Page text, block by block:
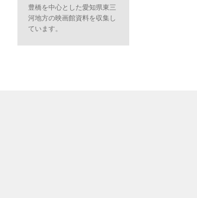
豊橋を中心とした愛知県東三
河地方の映画館資料を収集し
ています。